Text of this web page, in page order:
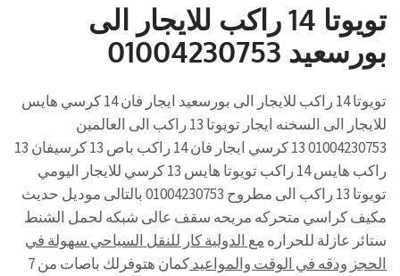
تويوتا 14 راكب للايجار الى
بورسعيد 01004230753
تويوتا 14 راكب للايجار الى بورسعيد ايجار فان 14 كرسي هايس
للايجار الى السخنه ايجار تويوتا 13 راكب الى العالمين
01004230753 13 كرسي ايجار فان 14 راكب باص 13 كرسيفان 13
راكب هايس 14 راكب تويوتا هايس 13 كرسي للايجار اليومي
تويوتا 13 راكب الى مطروح 01004230753 بالتالى موديل حديث
مكيف كراسي متحركه مريحه سقف عالى شبكه لحمل الشنط
ستائر عازلة للحراره مع الدولية كار للنقل السياحي سهولة في
الحجز ودقه في الوقت والمواعيد
كمان هتوفرلك باصات من 7